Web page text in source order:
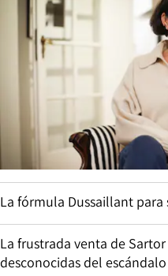
La fórmula Dussaillant para
La frustrada venta de
desconocidas del